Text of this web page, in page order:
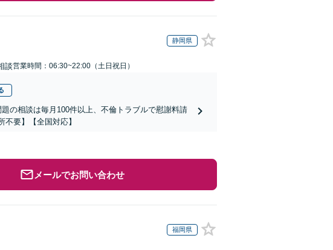
静岡県
談営業時間：06:30~22:00（土日祝日）
の相談は毎月100件以上、不倫トラブルで慰謝料請
要】【全国対応】
メールでお問い合わせ
福岡県